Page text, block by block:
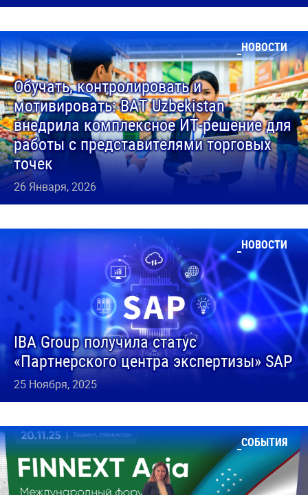
НОВОСТИ
Обучать, контролировать и
мотивировать: BAT Uzbekistan
внедрила комплексное ИТ-решение для
работы с представителями торговых
точек
26 Января, 2026
НОВОСТИ
IBA Group получила статус
«Партнерского центра экспертизы» SAP
25 Ноября, 2025
СОБЫТИЯ